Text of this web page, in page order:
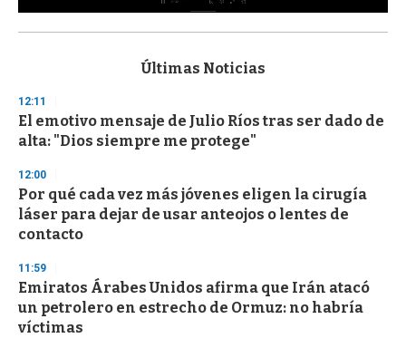
s
d
s
o
f
3
s
e
c
o
d
s
Últimas Noticias
12:11
El emotivo mensaje de Julio Ríos tras ser dado de
alta: "Dios siempre me protege"
12:00
Por qué cada vez más jóvenes eligen la cirugía
láser para dejar de usar anteojos o lentes de
contacto
11:59
Emiratos Árabes Unidos afirma que Irán atacó
un petrolero en estrecho de Ormuz: no habría
víctimas